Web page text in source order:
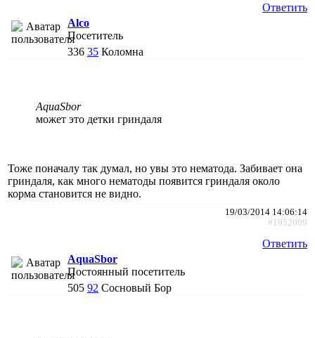
Ответить
Alco
Посетитель
336 35 Коломна
AquaSbor
может это детки гриндаля
Тоже поначалу так думал, но увы это нематода. Забивает она
гриндаля, как много нематоды появится гриндаля около
корма становится не видно.
19/03/2014 14:06:14
#1952009
Ответить
AquaSbor
Постоянный посетитель
505 92 Сосновый Бор